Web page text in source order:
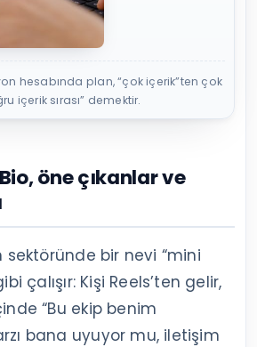
hesabında plan, “çok içerik”ten çok
içerik sırası” demektir.
öne çıkanlar ve
sektöründe bir nevi “mini
çalışır: Kişi Reels’ten gelir,
“Bu ekip benim
bana uyuyor mu, iletişim